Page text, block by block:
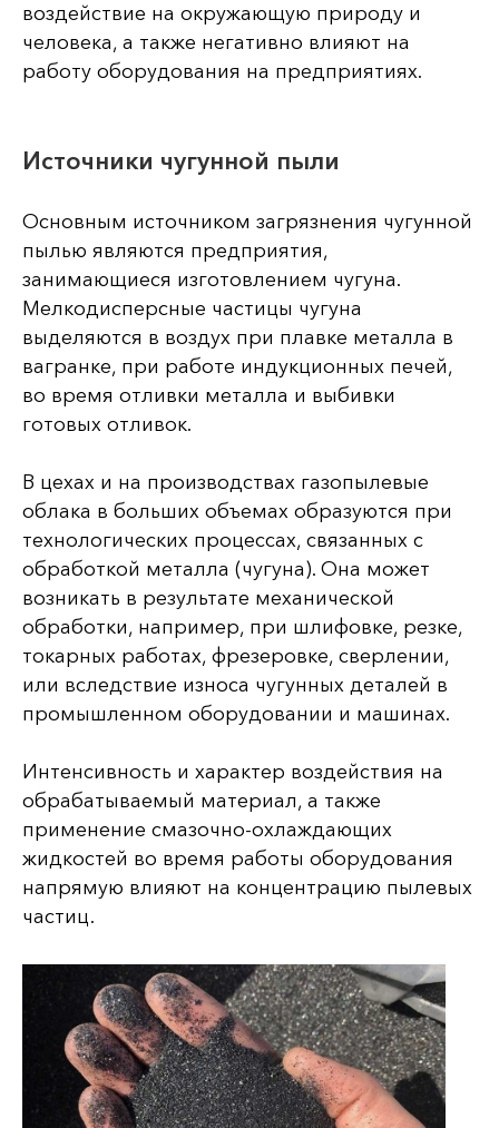
воздействие на окружающую природу и
человека, а также негативно влияют на
работу оборудования на предприятиях.
Источники чугунной пыли
Основным источником загрязнения чугунной
пылью являются предприятия,
занимающиеся изготовлением чугуна.
Мелкодисперсные частицы чугуна
выделяются в воздух при плавке металла в
вагранке, при работе индукционных печей,
во время отливки металла и выбивки
готовых отливок.
В цехах и на производствах газопылевые
облака в больших объемах образуются при
технологических процессах, связанных с
обработкой металла (чугуна). Она может
возникать в результате механической
обработки, например, при шлифовке, резке,
токарных работах, фрезеровке, сверлении,
или вследствие износа чугунных деталей в
промышленном оборудовании и машинах.
Интенсивность и характер воздействия на
обрабатываемый материал, а также
применение смазочно-охлаждающих
жидкостей во время работы оборудования
напрямую влияют на концентрацию пылевых
частиц.